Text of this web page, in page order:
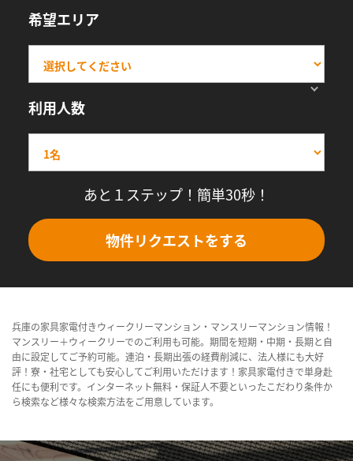
希望エリア
利用人数
あと１ステップ！簡単30秒！
物件リクエストをする
兵庫の家具家電付きウィークリーマンション・マンスリーマンション情報！
マンスリー＋ウィークリーでのご利用も可能。期間を短期・中期・長期と自
由に設定してご予約可能。連泊・長期出張の経費削減に、法人様にも大好
評！寮・社宅としても安心してご利用いただけます！家具家電付きで単身赴
任にも便利です。インターネット無料・保証人不要といったこだわり条件か
ら検索など様々な検索方法をご用意しています。